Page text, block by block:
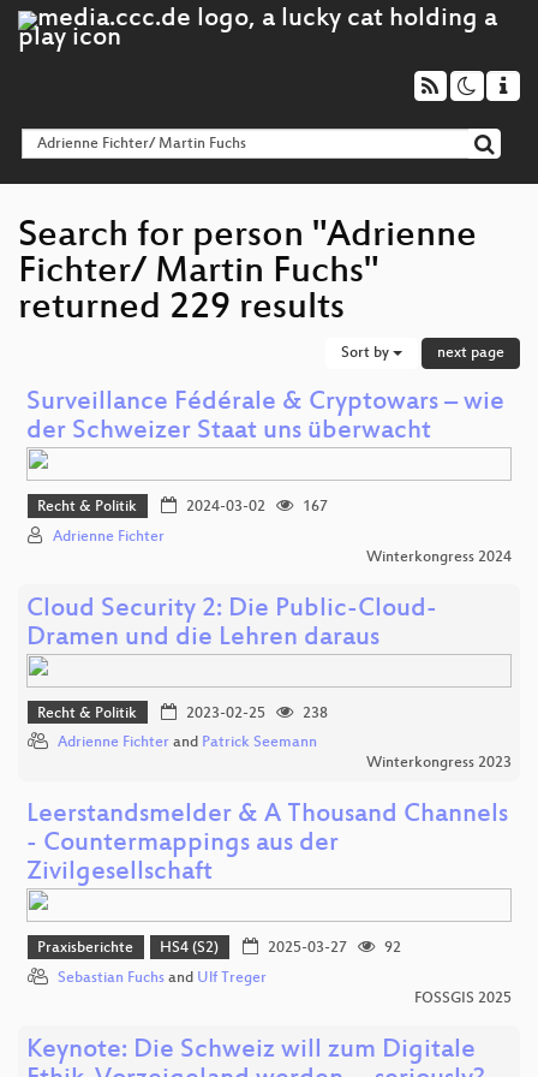
Search for person "Adrienne
Fichter/ Martin Fuchs"
returned 229 results
Sort by next page
Surveillance Fédérale & Cryptowars – wie
der Schweizer Staat uns überwacht
Recht & Politik 2024-03-02
167
Adrienne Fichter
Winterkongress 2024
Cloud Security 2: Die Public-Cloud-
Dramen und die Lehren daraus
Recht & Politik 2023-02-25
238
Adrienne Fichter and Patrick Seemann
Winterkongress 2023
Leerstandsmelder & A Thousand Channels
- Countermappings aus der
Zivilgesellschaft
Praxisberichte HS4 (S2) 2025-03-27
92
Sebastian Fuchs and Ulf Treger
FOSSGIS 2025
Keynote: Die Schweiz will zum Digitale